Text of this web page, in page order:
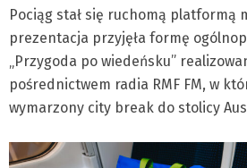
Pociąg stał się ruchomą platformą
prezentacja przyjęła formę
„Przygoda po wiedeńsku”
pośrednictwem radia RMF FM, w
wymarzony city break do stolicy